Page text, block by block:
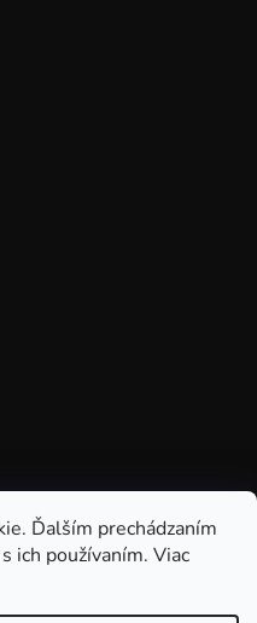
Ďalším prechádzaním
ich používaním. Viac